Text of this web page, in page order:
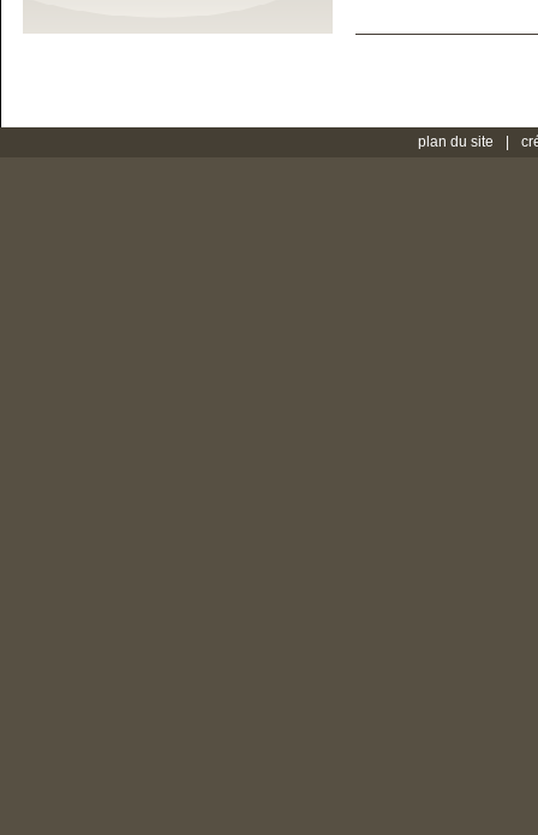
plan du site